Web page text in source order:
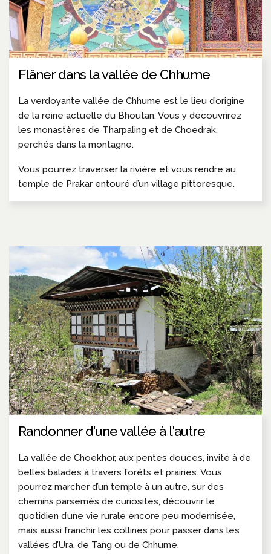
Flâner dans la vallée de Chhume
La verdoyante vallée de Chhume est le lieu d’origine
de la reine actuelle du Bhoutan. Vous y découvrirez
les monastères de Tharpaling et de Choedrak,
perchés dans la montagne.
Vous pourrez traverser la rivière et vous rendre au
temple de Prakar entouré d’un village pittoresque.
Randonner d'une vallée à l'autre
La vallée de Choekhor, aux pentes douces, invite à de
belles balades à travers forêts et prairies. Vous
pourrez marcher d’un temple à un autre, sur des
chemins parsemés de curiosités, découvrir le
quotidien d’une vie rurale encore peu modernisée,
mais aussi franchir les collines pour passer dans les
vallées d’Ura, de Tang ou de Chhume.